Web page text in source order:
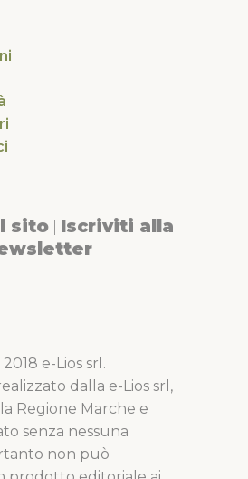
sito Iscriviti alla
e-Lios srl.
dalla e-Lios srl,
Regione Marche e
senza nessuna
non può